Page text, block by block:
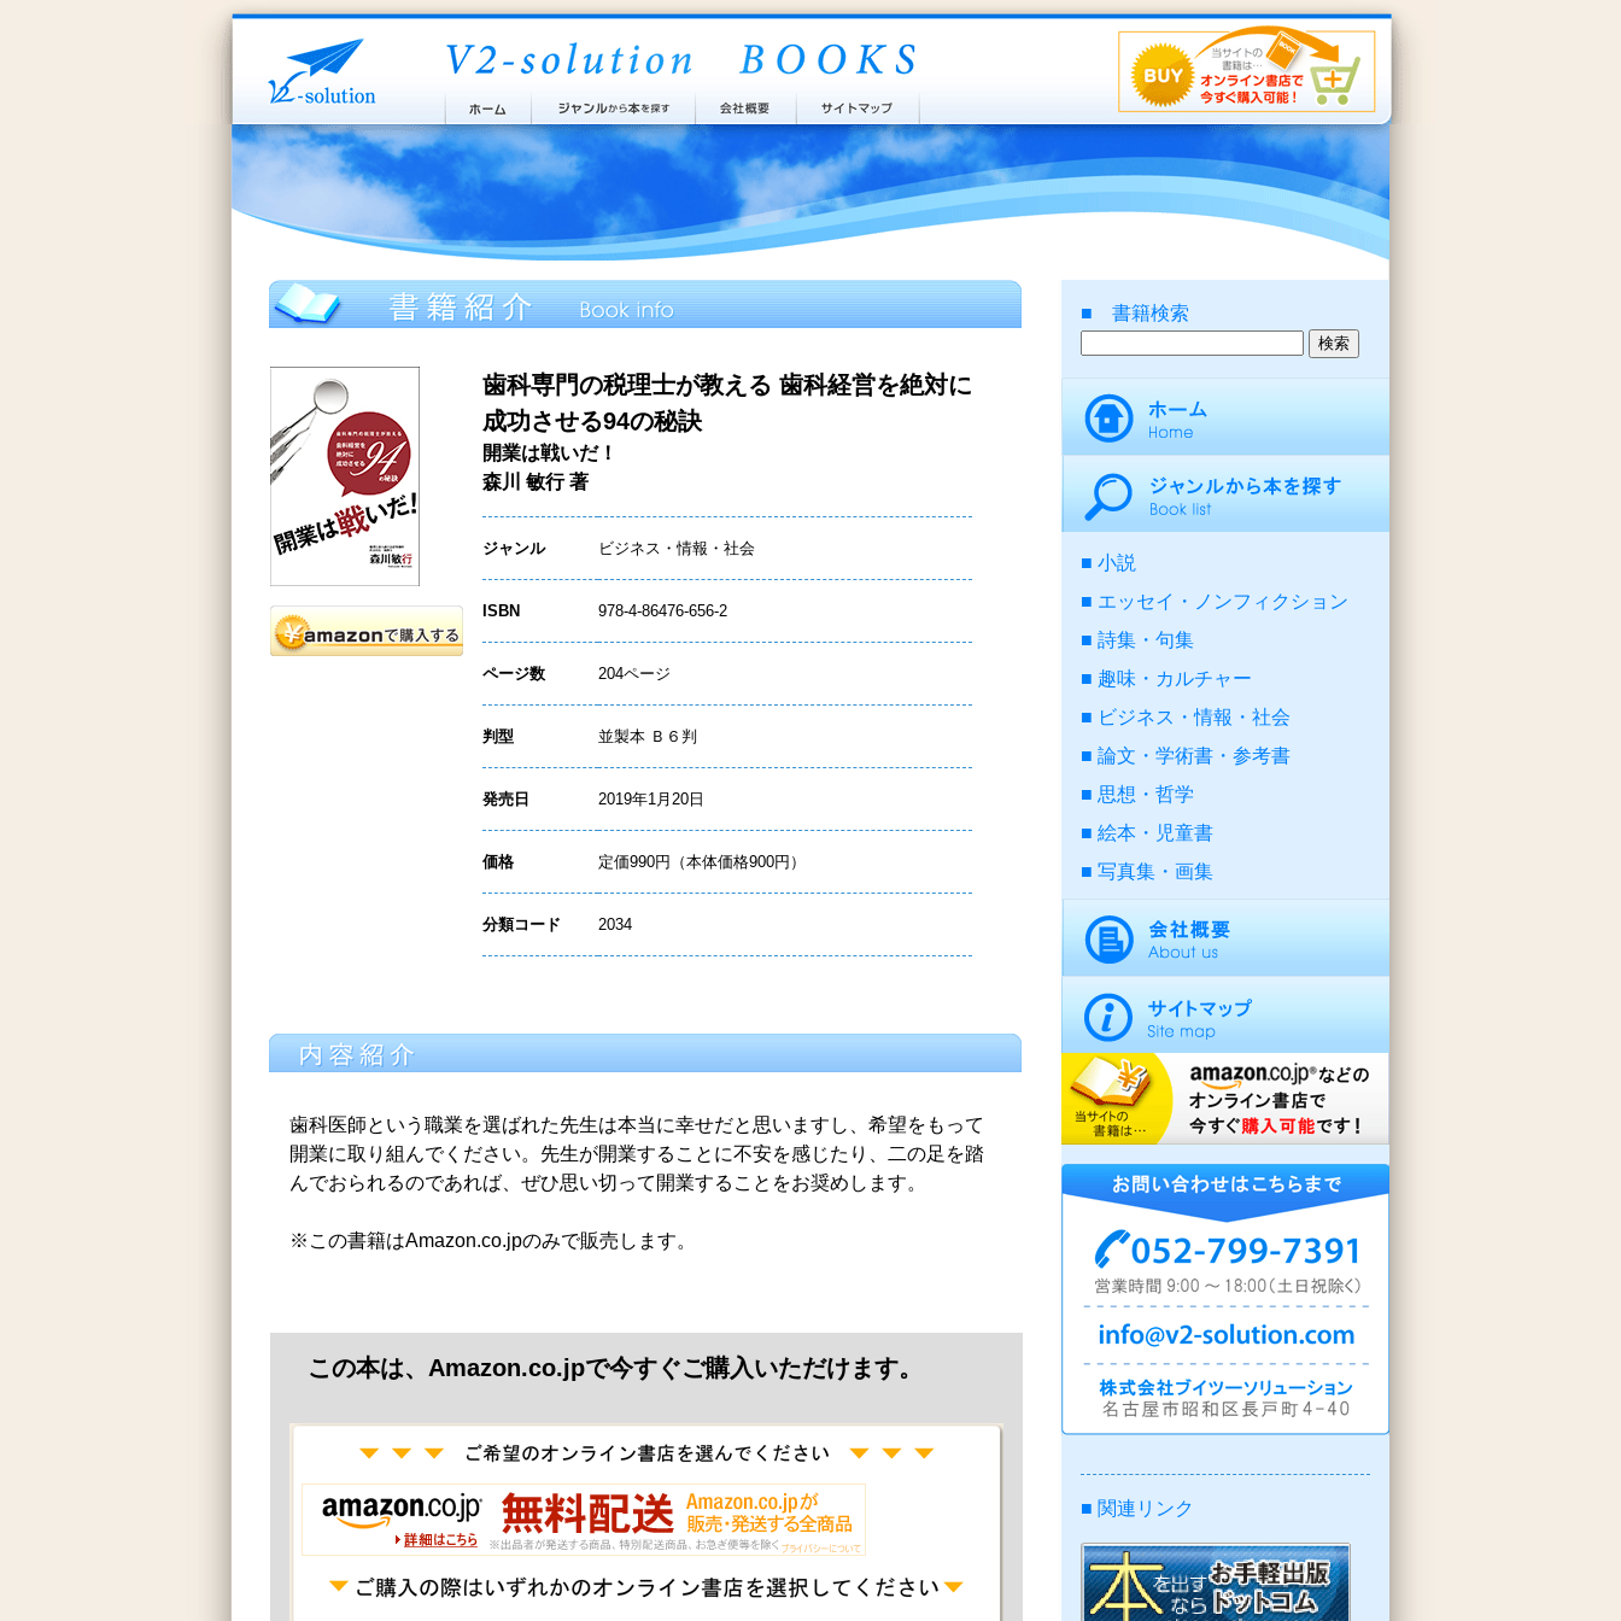
歯科専門の税理士が教える 歯科経営を絶対に
成功させる94の秘訣
開業は戦いだ！
森川 敏行 著
ジャンル ビジネス・情報・社会
ISBN 978-4-86476-656-2
ページ数 204ページ
判型 並製本 Ｂ６判
発売日 2019年1月20日
価格 定価990円（本体価格900円）
分類コード 2034
歯科医師という職業を選ばれた先生は本当に幸せだと思いますし、希望をもって
開業に取り組んでください。先生が開業することに不安を感じたり、二の足を踏
んでおられるのであれば、ぜひ思い切って開業することをお奨めします。
※この書籍はAmazon.co.jpのみで販売します。
この本は、Amazon.co.jpで今すぐご購入いただけます。
■ 書籍検索
小説
エッセイ・ノンフィクション
詩集・句集
趣味・カルチャー
ビジネス・情報・社会
論文・学術書・参考書
思想・哲学
絵本・児童書
写真集・画集
■ 関連リンク